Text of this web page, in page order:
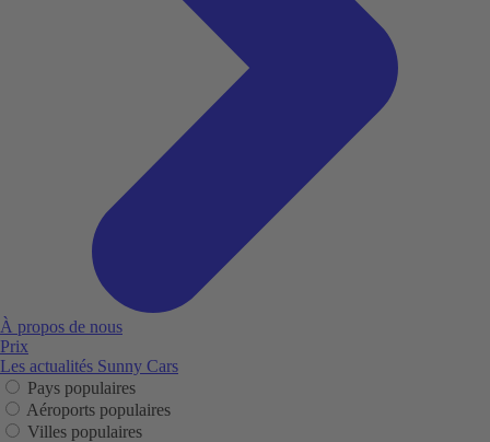
À propos de nous
Prix
Les actualités Sunny Cars
Pays populaires
Aéroports populaires
Villes populaires